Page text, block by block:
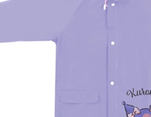
Бананки
Детские кошельки